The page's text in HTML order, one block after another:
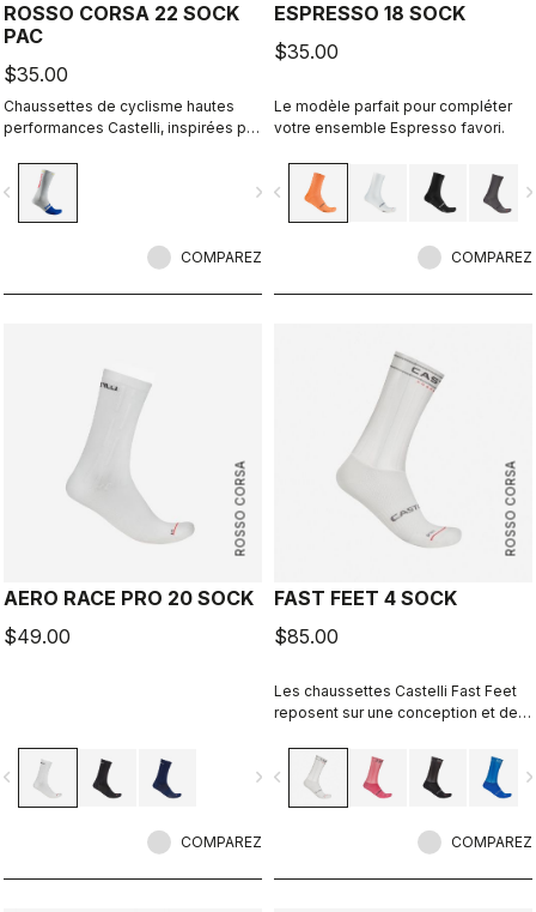
ROSSO CORSA 22 SOCK
PAC
$35.00
Chaussettes de cyclisme hautes
performances Castelli, inspirées par
Imaginées en collaboration avec R-
A/D.
navigate_next
COMPAREZ
ESPRESSO 18 SOCK
$35.00
Le modèle parfait pour compléter
votre ensemble Espresso favori.
navigate_before
COMPAREZ
ROSSO CORSA
AERO RACE PRO 20 SOCK
$49.00
navigate_next
COMPAREZ
ROSSO CORSA
FAST FEET 4 SOCK
$85.00
Les chaussettes Castelli Fast Feet
reposent sur une conception et des
aux exigences d’aérodynamisme.
navigate_before
COMPAREZ